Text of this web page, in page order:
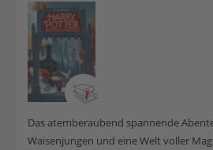
Das atemberaubend spannende
Waisenjungen und eine Welt voller